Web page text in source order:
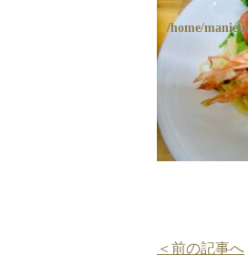
/home/
投
＜前の記事へ